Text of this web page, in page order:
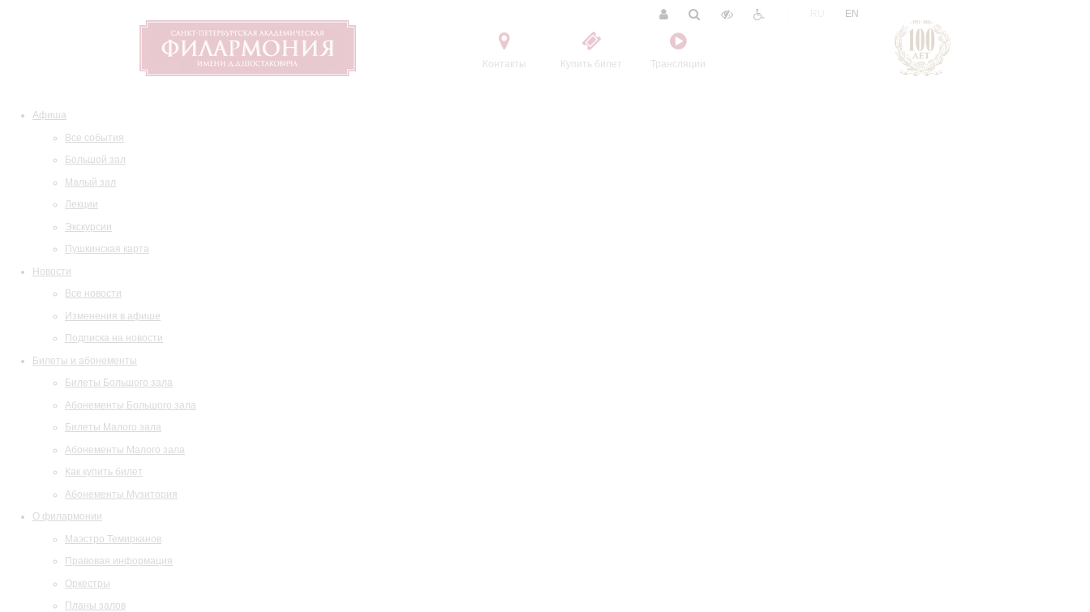
Контакты Купить билет Трансляции
EN
Афиша
Все события
Большой зал
Малый зал
Лекции
Экскурсии
Пушкинская карта
Новости
Все новости
Изменения в афише
Подписка на новости
Билеты и абонементы
Билеты Большого зала
Абонементы Большого зала
Билеты Малого зала
Абонементы Малого зала
Как купить билет
Абонементы Музитория
О филармонии
Маэстро Темирканов
Правовая информация
Оркестры
Планы залов